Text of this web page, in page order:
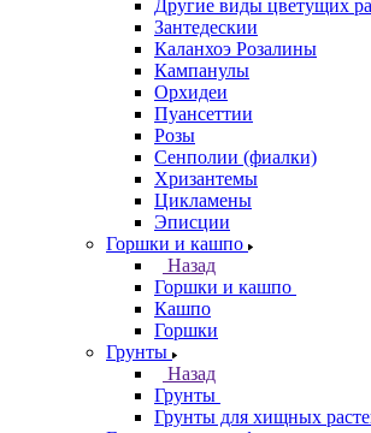
Другие виды цветущих
Зантедескии
Каланхоэ Розалины
Кампанулы
Орхидеи
Пуансеттии
Розы
Сенполии (фиалки)
Хризантемы
Цикламены
Эписции
Горшки и кашпо
Назад
Горшки и кашпо
Кашпо
Горшки
Грунты
Назад
Грунты
Грунты для хищных